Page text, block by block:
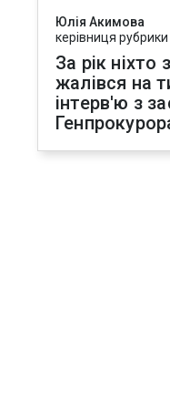
Юлія Акимова
керівниця
За рік ніхто
жалівся на
інтерв'ю з